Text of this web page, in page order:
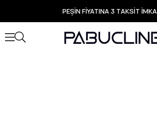
PEŞİN FİYATINA 3 TAKSİT
TÜM ÜRÜNLERDE ÜCRETSİZ
Yeni Sezon Ürünlerde Özel
Seçili Ürünlerde Hızlı